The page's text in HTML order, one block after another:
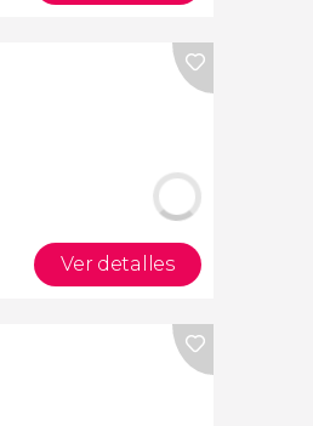
Ver detalles